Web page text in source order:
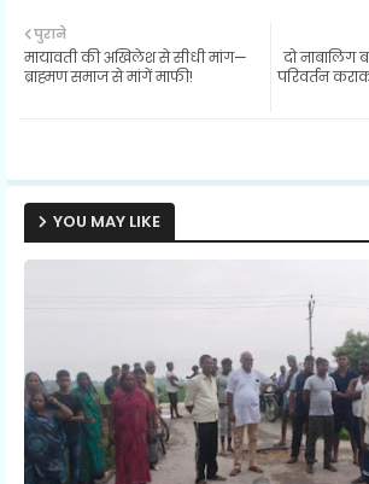
ats
दो नाबालिग
परिवर्तन
पुराने
मायावती की अखिलेश से सीधी मांग—
ब्राह्मण समाज से मांगें माफी!
YOU MAY LIKE